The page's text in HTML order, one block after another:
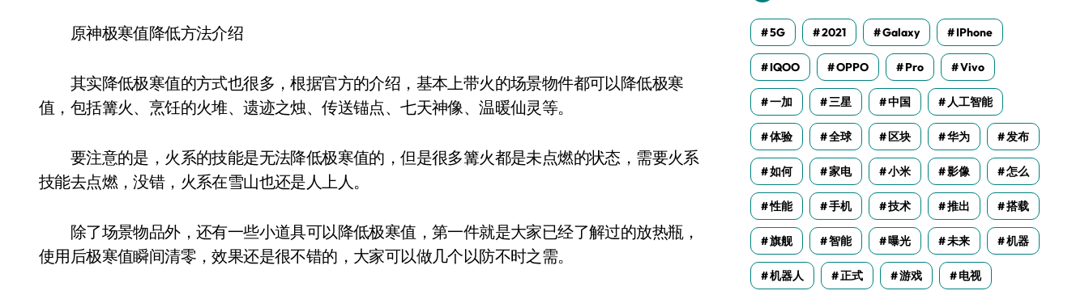
原神极寒值降低方法介绍
其实降低极寒值的方式也很多，根据官方的介绍，基本上带火的场景物件都可以降低极寒
值，包括篝火、烹饪的火堆、遗迹之烛、传送锚点、七天神像、温暖仙灵等。
要注意的是，火系的技能是无法降低极寒值的，但是很多篝火都是未点燃的状态，需要火系
技能去点燃，没错，火系在雪山也还是人上人。
除了场景物品外，还有一些小道具可以降低极寒值，第一件就是大家已经了解过的放热瓶，
使用后极寒值瞬间清零，效果还是很不错的，大家可以做几个以防不时之需。
5G 2021 Galaxy IPhone
IQOO OPPO Pro Vivo
一加 三星 中国 人工智能
体验 全球 区块 华为 发布
如何 家电 小米 影像 怎么
性能 手机 技术 推出 搭载
旗舰 智能 曝光 未来 机器
机器人 正式 游戏 电视